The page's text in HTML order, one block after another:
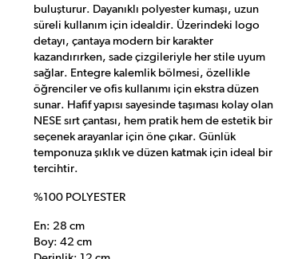
buluşturur. Dayanıklı polyester kumaşı, uzun
süreli kullanım için idealdir. Üzerindeki logo
detayı, çantaya modern bir karakter
kazandırırken, sade çizgileriyle her stile uyum
sağlar. Entegre kalemlik bölmesi, özellikle
öğrenciler ve ofis kullanımı için ekstra düzen
sunar. Hafif yapısı sayesinde taşıması kolay olan
NESE sırt çantası, hem pratik hem de estetik bir
seçenek arayanlar için öne çıkar. Günlük
temponuza şıklık ve düzen katmak için ideal bir
tercihtir.
%100 POLYESTER
En: 28 cm
Boy: 42 cm